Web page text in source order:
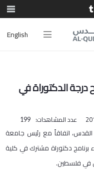
English
الدكتوراة في
عدد المشاهدات: 199
اتفاقاً مع رئيس جامعة
برنامج دكتوراة مشترك في كلية
في فلسطين.